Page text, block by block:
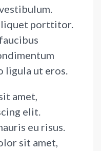
porttitor.
ligula ut eros.
amet,
elit.
eu risus.
sit amet,